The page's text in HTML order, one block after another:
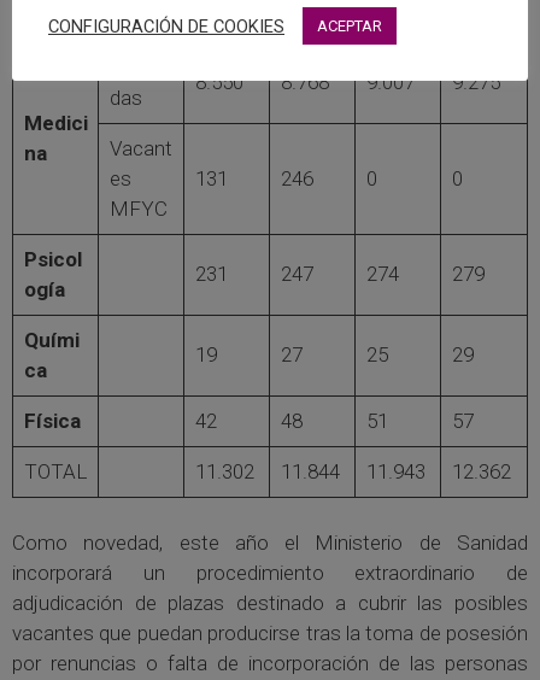
cia
Medici
na
das
8.550 8.768 9.007 9.275
Vacant
es
MFYC
131 246 0 0
Psicol
ogía
231 247 274 279
Quími
ca
19 27 25 29
Física 42 48 51 57
TOTAL 11.302 11.844 11.943 12.362
Como novedad, este año el Ministerio de Sanidad
incorporará un procedimiento extraordinario de
adjudicación de plazas destinado a cubrir las posibles
vacantes que puedan producirse tras la toma de posesión
por renuncias o falta de incorporación de las personas
CONFIGURACIÓN DE COOKIES ACEPTAR